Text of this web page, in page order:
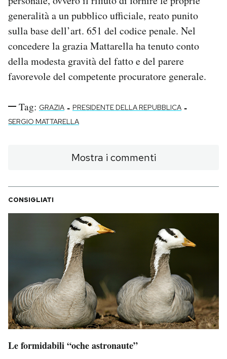
generalità a un pubblico ufficiale, reato punito
sulla base dell’art. 651 del codice penale. Nel
concedere la grazia Mattarella ha tenuto conto
della modesta gravità del fatto e del parere
favorevole del competente procuratore generale.
Tag: GRAZIA - PRESIDENTE DELLA REPUBBLICA -
SERGIO MATTARELLA
Mostra i commenti
CONSIGLIATI
Le formidabili “oche astronaute”